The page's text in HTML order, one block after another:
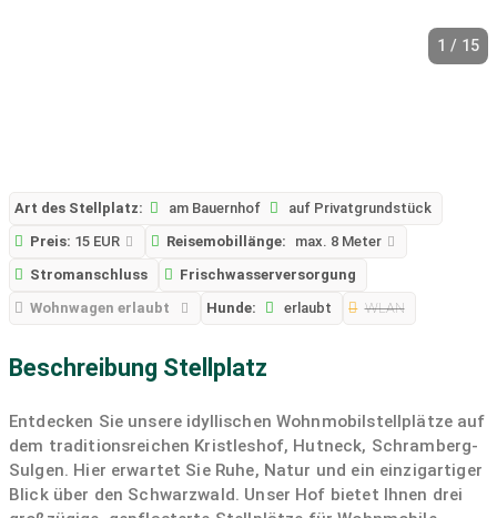
1 / 15
Art des Stellplatz: am Bauernhof
auf Privatgrundstück
Preis: 15 EUR Reisemobillänge:
max. 8 Meter
Stromanschluss
Frischwasserversorgung
Wohnwagen erlaubt
Hunde: erlaubt WLAN
Beschreibung Stellplatz
Entdecken Sie unsere idyllischen Wohnmobilstellplätze auf
dem traditionsreichen Kristleshof, Hutneck, Schramberg-
Sulgen. Hier erwartet Sie Ruhe, Natur und ein einzigartiger
Blick über den Schwarzwald. Unser Hof bietet Ihnen drei